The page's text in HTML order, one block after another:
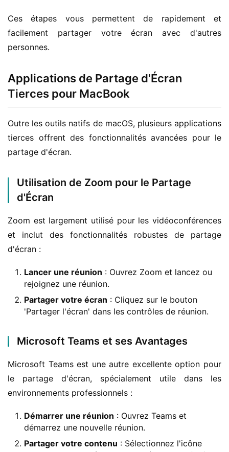
Ces étapes vous permettent de rapidement et
facilement partager votre écran avec d'autres
personnes.
Applications de Partage d'Écran
Tierces pour MacBook
Outre les outils natifs de macOS, plusieurs applications
tierces offrent des fonctionnalités avancées pour le
partage d'écran.
Utilisation de Zoom pour le Partage
d'Écran
Zoom est largement utilisé pour les vidéoconférences
et inclut des fonctionnalités robustes de partage
d'écran :
Lancer une réunion : Ouvrez Zoom et lancez ou
rejoignez une réunion.
Partager votre écran : Cliquez sur le bouton
'Partager l'écran' dans les contrôles de réunion.
Microsoft Teams et ses Avantages
Microsoft Teams est une autre excellente option pour
le partage d'écran, spécialement utile dans les
environnements professionnels :
Démarrer une réunion : Ouvrez Teams et
démarrez une nouvelle réunion.
Partager votre contenu : Sélectionnez l'icône